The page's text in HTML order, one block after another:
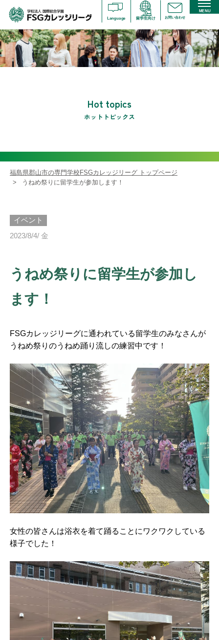
MENU
Language
留学生向け お問い合わせ
Hot topics
ホットトピックス
福島県郡山市の専門学校FSGカレッジリーグ トップページ
うねめ祭りに留学生が参加します！
イベント
2023/8/4/ 金
うねめ祭りに留学生が参加し
ます！
FSGカレッジリーグに通われている留学生のみなさんが
うねめ祭りのうねめ踊り流しの練習中です！
女性の皆さんは浴衣を着て踊ることにワクワクしている
様子でした！